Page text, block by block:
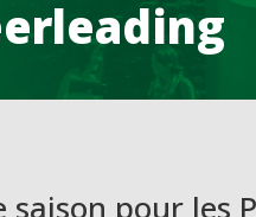
saison pour les